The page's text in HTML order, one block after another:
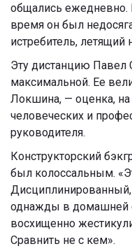
общались
время он был
истребитель, летящий
Эту дистанцию Павел
максимальной. Ее
Локшина, — оценка,
человеческих и
руководителя.
Конструкторский
был колоссальным.
однажды в домашней
восхищенно
Сравнить не с кем».